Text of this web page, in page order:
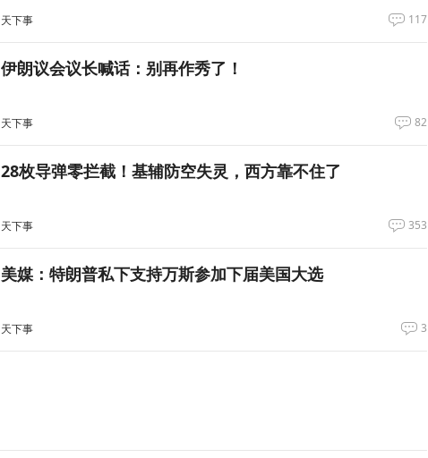
天下事 117
伊朗议会议长喊话：别再作秀了！
天下事 82
28枚导弹零拦截！基辅防空失灵，西方靠不住了
天下事 353
美媒：特朗普私下支持万斯参加下届美国大选
天下事 3